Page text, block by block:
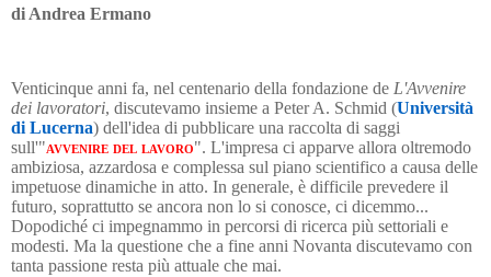
di Andrea Ermano
Venticinque anni fa, nel centenario della fondazione de L'Avvenire
dei lavoratori, discutevamo insieme a Peter A. Schmid (Università
di Lucerna) dell'idea di pubblicare una raccolta di saggi
sull'"avvenire del lavoro". L'impresa ci apparve allora oltremodo
ambiziosa, azzardosa e complessa sul piano scientifico a causa delle
impetuose dinamiche in atto. In generale, è difficile prevedere il
futuro, soprattutto se ancora non lo si conosce, ci dicemmo...
Dopodiché ci impegnammo in percorsi di ricerca più settoriali e
modesti. Ma la questione che a fine anni Novanta discutevamo con
tanta passione resta più attuale che mai.